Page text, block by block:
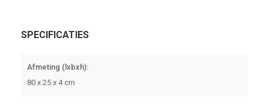
SPECIFICATIES
Afmeting (lxbxh):
80 x 25 x 4 cm